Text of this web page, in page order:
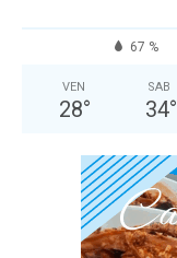
67 %
VEN
28°
SAB
34°